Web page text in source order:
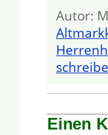
Autor:
Einen